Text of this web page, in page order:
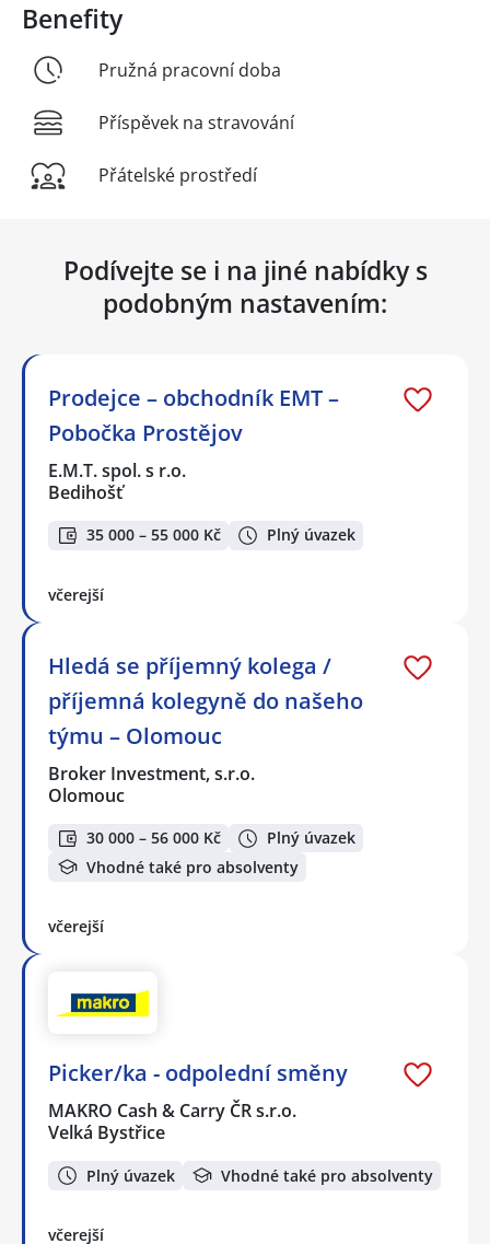
Benefity
Pružná pracovní doba
Příspěvek na stravování
Přátelské prostředí
Podívejte se i na jiné nabídky s
podobným nastavením:
Prodejce – obchodník EMT –
Pobočka Prostějov
E.M.T. spol. s r.o.
Bedihošť
35 000 – 55 000 Kč Plný úvazek
včerejší
Hledá se příjemný kolega /
příjemná kolegyně do našeho
týmu – Olomouc
Broker Investment, s.r.o.
Olomouc
30 000 – 56 000 Kč
Plný úvazek
Vhodné také pro absolventy
včerejší
Picker/ka - odpolední směny
MAKRO Cash & Carry ČR s.r.o.
Velká Bystřice
Plný úvazek Vhodné také pro absolventy
včerejší